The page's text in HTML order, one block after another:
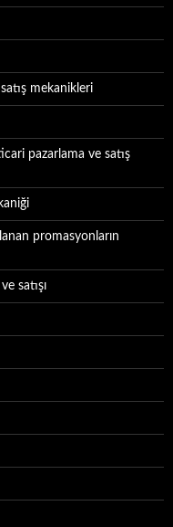
mekanikleri
pazarlama ve satış
promasyonların
satışı